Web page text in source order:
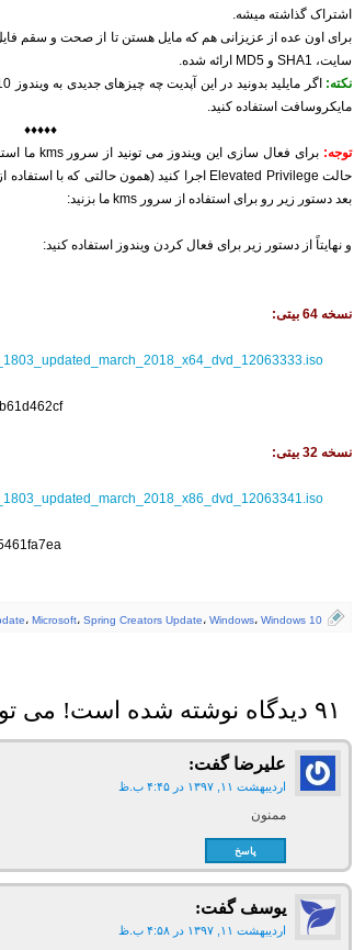
اشتراک گذاشته میشه.
برای اون عده از عزیزانی هم که مایل هستن تا از صحت و سقم
سایت، SHA1 و MD5 ارائه شده.
نکته: اگر مایلید بدونید در این آپدیت چه چیزهای جدیدی به ویندوز 10 اضافه شده می تونید از
مایکروسافت استفاده کنید.
♦♦♦♦♦
توجه:
بعد دستور زیر رو برای استفاده از سرور kms ما بزنید:
و نهایتاً از دستور زیر برای فعال کردن ویندوز استفاده کنید:
نسخه 64 بیتی:
نسخه 32 بیتی:
، Microsoft، Spring Creators Update، Windows، Windows 10
۹۱ دیدگاه نوشته شده است! می توانید دیدگاه خود را بنویسید
علیرضا گفت:
اردیبهشت ۱۱, ۱۳۹۷ در ۴:۴۵ ب.ظ
ممنون
پاسخ
یوسف گفت:
اردیبهشت ۱۱, ۱۳۹۷ در ۴:۵۸ ب.ظ